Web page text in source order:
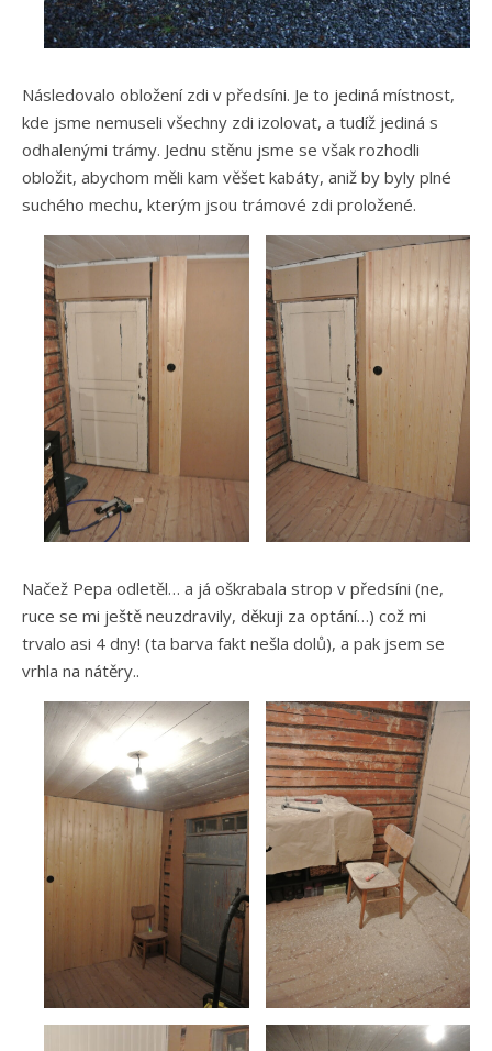
Následovalo obložení zdi v předsíni. Je to jediná místnost,
kde jsme nemuseli všechny zdi izolovat, a tudíž jediná s
odhalenými trámy. Jednu stěnu jsme se však rozhodli
obložit, abychom měli kam věšet kabáty, aniž by byly plné
suchého mechu, kterým jsou trámové zdi proložené.
Načež Pepa odletěl… a já oškrabala strop v předsíni (ne,
ruce se mi ještě neuzdravily, děkuji za optání…) což mi
trvalo asi 4 dny! (ta barva fakt nešla dolů), a pak jsem se
vrhla na nátěry..